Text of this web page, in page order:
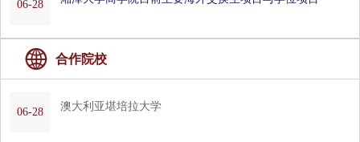
06-28
 合作院校
06-28 澳大利亚堪培拉大学